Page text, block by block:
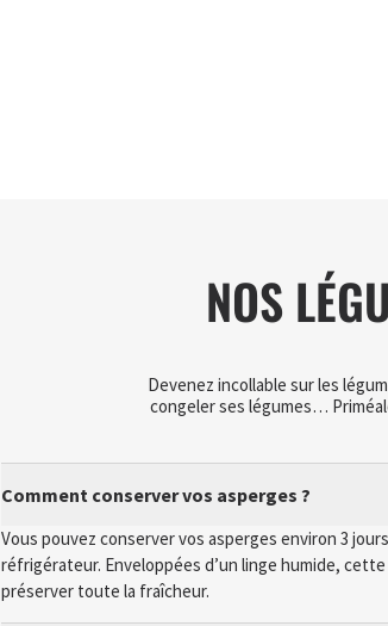
NOS
Devenez incollable sur les
congeler ses légumes…
Comment conserver vos asperges ?
Vous pouvez conserver vos asperges environ 3
réfrigérateur. Enveloppées d’un linge humide,
préserver toute la fraîcheur.